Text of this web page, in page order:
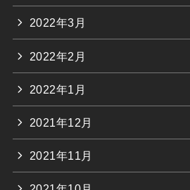
2022年3月
2022年2月
2022年1月
2021年12月
2021年11月